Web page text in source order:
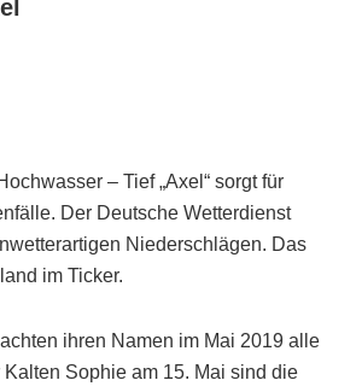
– Tief „Axel“ sorgt für
Der Deutsche Wetterdienst
Niederschlägen. Das
im Ticker.
ihren Namen im Mai 2019 alle
Kalten Sophie am 15. Mai sind die